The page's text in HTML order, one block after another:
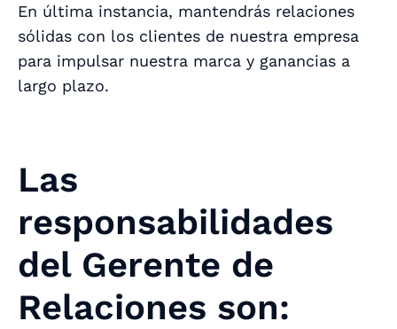
En última instancia, mantendrás relaciones
sólidas con los clientes de nuestra empresa
para impulsar nuestra marca y ganancias a
largo plazo.
Las
responsabilidades
del Gerente de
Relaciones son: